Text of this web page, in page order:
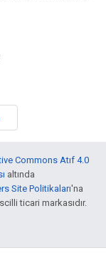
Commons Atıf 4.0
altında
Site Politikaları'na
ticari markasıdır.